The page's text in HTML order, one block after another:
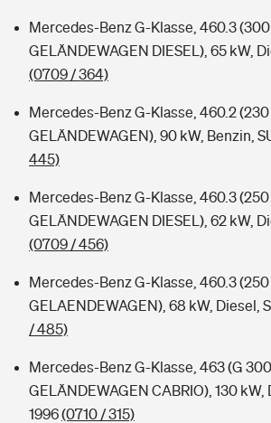
Mercedes-Benz G-Klasse, 460.3
GELÄNDEWAGEN DIESEL), 65 kW,
(0709 / 364)
Mercedes-Benz G-Klasse, 460.2
GELÄNDEWAGEN), 90 kW, Benzin,
445)
Mercedes-Benz G-Klasse, 460.3
GELÄNDEWAGEN DIESEL), 62 kW,
(0709 / 456)
Mercedes-Benz G-Klasse, 460.3
GELAENDEWAGEN), 68 kW, Diesel,
/ 485)
Mercedes-Benz G-Klasse, 463 (G 300
GELÄNDEWAGEN CABRIO), 130 kW,
1996(0710 / 315)